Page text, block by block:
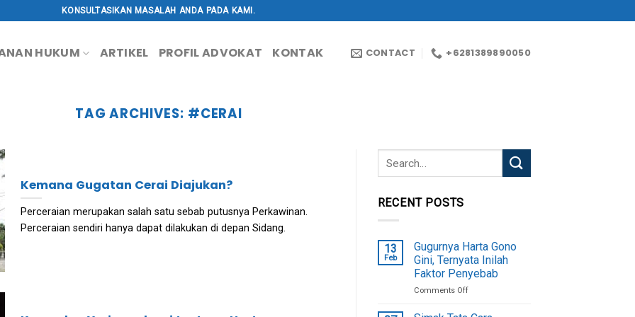
KONSULTASIKAN MASALAH ANDA PADA KAMI.
HUKUM ARTIKEL PROFIL ADVOKAT KONTAK CONTACT +6281389890050
TAG ARCHIVES: #CERAI
Kemana Gugatan Cerai Diajukan?
Perceraian merupakan salah satu sebab putusnya Perkawinan.
Perceraian sendiri hanya dapat dilakukan di depan Sidang.
RECENT POSTS
13
Feb
Gugurnya Harta Gono
Gini, Ternyata Inilah
Faktor Penyebab
Comments Offon
Harta